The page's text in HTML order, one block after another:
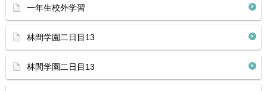
一年生校外学習
林間学園二日目13
林間学園二日目13